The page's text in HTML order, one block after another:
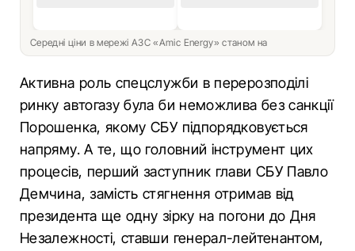
Середні ціни в мережі АЗС «Amic Energy» станом на
Активна роль спецслужби в перерозподілі
ринку автогазу була би неможлива без санкції
Порошенка, якому СБУ підпорядковується
напряму. А те, що головний інструмент цих
процесів, перший заступник глави СБУ Павло
Демчина, замість стягнення отримав від
президента ще одну зірку на погони до Дня
Незалежності, ставши генерал-лейтенантом,